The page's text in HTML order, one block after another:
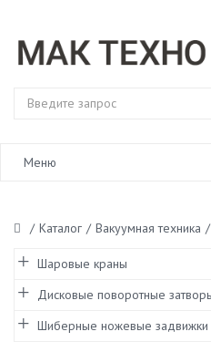
Меню
/ Каталог / Вакуумная техника /
Шаровые краны
Дисковые поворотные
Шиберные ножевые задвижки